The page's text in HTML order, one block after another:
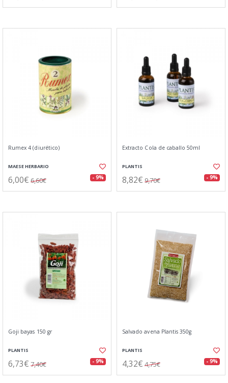
Rumex 4 (diurético)
MAESE HERBARIO
6,00€ 6,60€ - 9%
Extracto Cola de caballo 50ml
PLANTIS
8,82€ 9,70€ - 9%
Goji bayas 150 gr
PLANTIS
6,73€ 7,40€ - 9%
Salvado avena Plantis 350g
PLANTIS
4,32€ 4,75€ - 9%